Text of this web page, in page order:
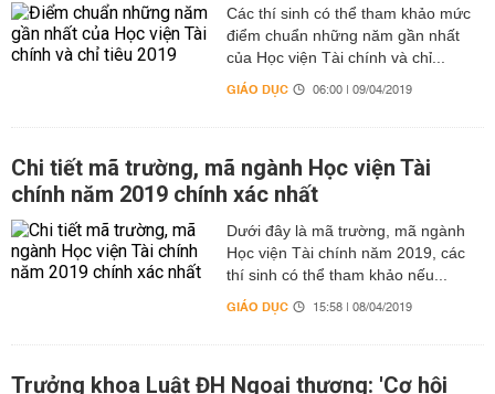
Các thí sinh có thể tham khảo mức
điểm chuẩn những năm gần nhất
của Học viện Tài chính và chỉ...
GIÁO DỤC 06:00 | 09/04/2019
Chi tiết mã trường, mã ngành Học viện Tài
chính năm 2019 chính xác nhất
Dưới đây là mã trường, mã ngành
Học viện Tài chính năm 2019, các
thí sinh có thể tham khảo nếu...
GIÁO DỤC 15:58 | 08/04/2019
Trưởng khoa Luật ĐH Ngoại thương: 'Cơ hội